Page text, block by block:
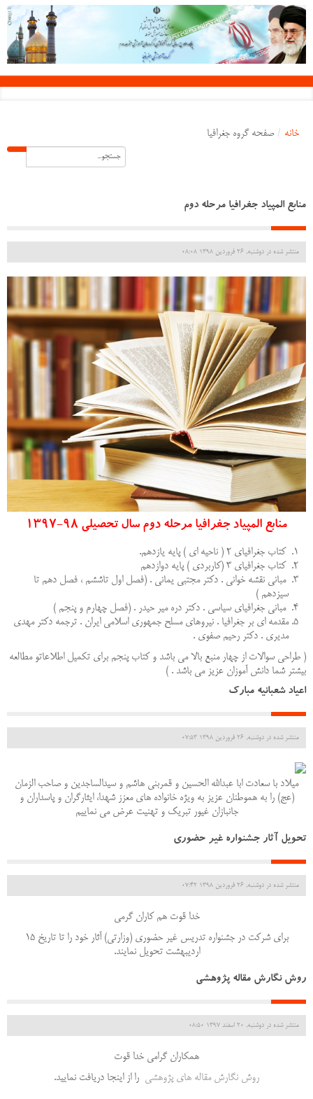
خانه / صفحه گروه جغرافیا
منابع المپیاد جغرافیا مرحله دوم
منتشر شده در دوشنبه, 26 فروردين 1398 08:08
منابع المپياد جغرافيا مرحله دوم سال تحصيلي 98-1397
كتاب جغرافياي 2 ( ناحيه اي )‌ پايه يازدهم.
كتاب جغرافياي 3 (كاربردي ) پايه دوازدهم
مباني نقشه خواني . دكتر مجتبي يماني . (فصل اول تاششم ، فصل دهم تا
سيزدهم )
مباني جغرافياي سياسي . دكتر دره مير حيدر . (فصل چهارم و پنجم )‌
مقدمه اي بر جغرافيا . نيروهاي مسلح جمهوري اسلامي ايران . ترجمه دكتر مهدي
مديري . دكتر رحيم صفوي .
( طراحي سوالات از چهار منبع بالا مي باشد و كتاب پنجم براي تكميل اطلاعاتو مطالعه
بيشتر شما دانش آموزان عزيز مي باشد . )
اعیاد شعبانیه مبارک
منتشر شده در دوشنبه, 26 فروردين 1398 07:53
میلاد با سعادت ابا عبدالله الحسین و قمربنی هاشم و سیدالساجدین و صاحب الزمان
(عج) را به هموطنان عزیز به ویژه خانواده های معزز شهدا، ایثارگران و پاسداران و
جانبازان غیور تبریک و تهنیت عرض می نماییم
تحویل آثار جشنواره غیر حضوری
منتشر شده در دوشنبه, 26 فروردين 1398 07:42
خدا قوت هم کاران گرمی
برای شرکت در جشنواره تدریس غیر حضوری (وزارتی) آثار خود را تا تاریخ 15
اردیبهشت تحویل نمایند.
روش نگارش مقاله پژوهشی
منتشر شده در دوشنبه, 20 اسفند 1397 08:50
همکاران گرامی خدا قوت
روش نگارش مقاله های پژوهشی را از اینجا دریافت نمایید.